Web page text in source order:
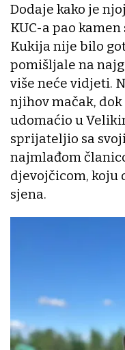
Dodaje kako je
KUC-a pao
Kukija nije bilo
pomišljale na
više neće vidjeti.
njihov mačak, dok
udomaćio u
sprijateljio sa
najmlađom
djevojčicom, koju
sjena.